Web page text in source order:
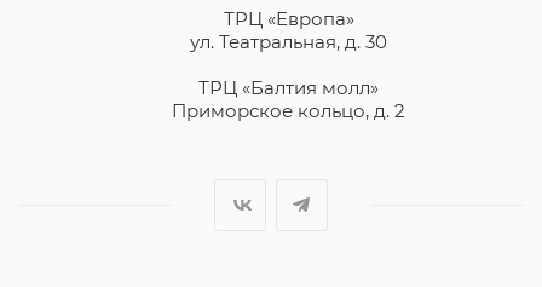
ТРЦ «Европа»
ул. Театральная, д. 30
ТРЦ «Балтия молл»
Приморское кольцо, д. 2